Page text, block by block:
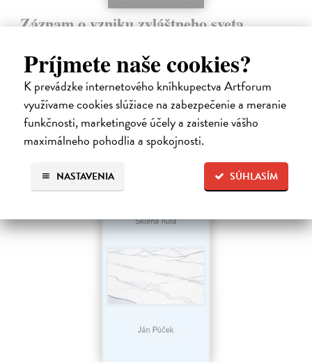
Príjmete naše cookies?
K prevádzke internetového kníhkupectva Artforum
využívame cookies slúžiace na zabezpečenie a meranie
funkčnosti, marketingové účely a zaistenie vášho
maximálneho pohodlia a spokojnosti.
SÚHLASÍM
NASTAVENIA
Záznam o vzniku zvláštneho sveta
Po úspešných a vypredaných básnických zbierkach Striptíz, Na!,
Básničky pre domáce paničky, Večný pocit nedele a Dom, vydáva
slovenská poetka Mirka Ábelová novú básnickú zbierku. Záznam o
vzniku zvláštneho…
Na sklade
14,31 €